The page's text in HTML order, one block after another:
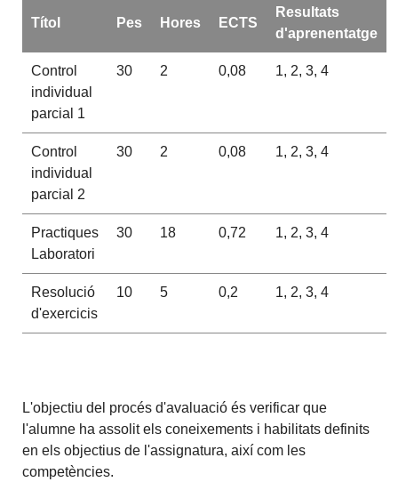
Títol Pes Hores ECTS
Resultats
d'aprenentatge
Control
individual
parcial 1
30 2 0,08 1, 2, 3, 4
Control
individual
parcial 2
30 2 0,08 1, 2, 3, 4
Practiques
Laboratori
30 18 0,72 1, 2, 3, 4
Resolució
d'exercicis
10 5 0,2 1, 2, 3, 4
L'objectiu del procés d'avaluació és verificar que
l'alumne ha assolit els coneixements i habilitats definits
en els objectius de l'assignatura, així com les
competències.